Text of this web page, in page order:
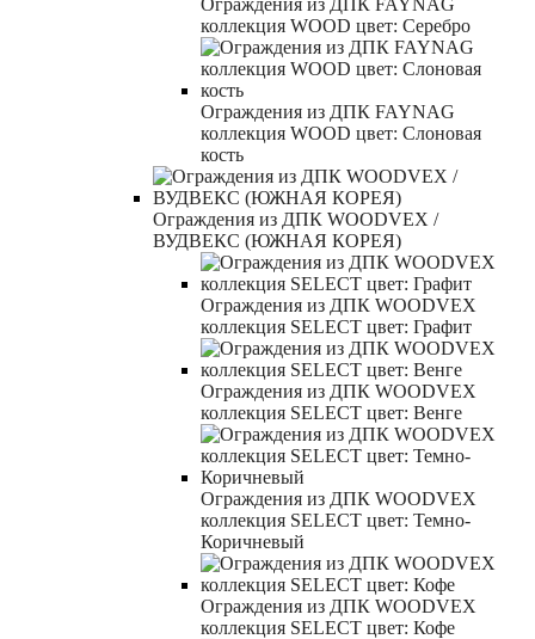
коллекция WOOD цвет: Серебро
Ограждения из ДПК FAYNAG
коллекция WOOD цвет: Слоновая
кость
Ограждения из ДПК WOODVEX /
ВУДВЕКС (ЮЖНАЯ КОРЕЯ)
Ограждения из ДПК WOODVEX
коллекция SELECT цвет: Графит
Ограждения из ДПК WOODVEX
коллекция SELECT цвет: Венге
Ограждения из ДПК WOODVEX
коллекция SELECT цвет: Темно-
Коричневый
Ограждения из ДПК WOODVEX
коллекция SELECT цвет: Кофе